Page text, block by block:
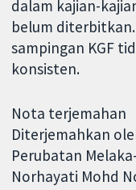
dalam kajian-
belum
sampingan KGF
konsisten.
Nota terjemahan
Diterjemahkan
Perubatan
Norhayati Mohd